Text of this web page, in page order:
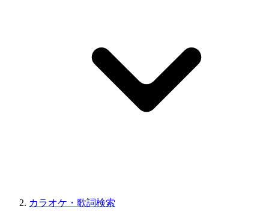
カラオケ・歌詞検索